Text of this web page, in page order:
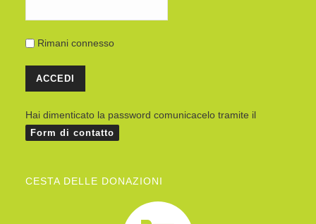
Rimani connesso
Hai dimenticato la password comunicacelo tramite il
Form di contatto
CESTA DELLE DONAZIONI